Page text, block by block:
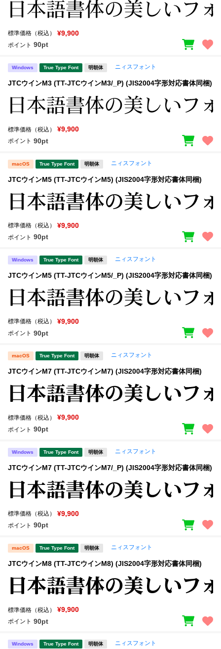
標準価格（税込） ¥9,900
ポイント 90pt
Windows True Type Font 明朝体 ニィスフォント
JTCウインM3 (TT-JTCウインM3/_P) (JIS2004字形対応書体同梱)
標準価格（税込） ¥9,900
ポイント 90pt
macOS True Type Font 明朝体 ニィスフォント
JTCウインM5 (TT-JTCウインM5) (JIS2004字形対応書体同梱)
標準価格（税込） ¥9,900
ポイント 90pt
Windows True Type Font 明朝体 ニィスフォント
JTCウインM5 (TT-JTCウインM5/_P) (JIS2004字形対応書体同梱)
標準価格（税込） ¥9,900
ポイント 90pt
macOS True Type Font 明朝体 ニィスフォント
JTCウインM7 (TT-JTCウインM7) (JIS2004字形対応書体同梱)
標準価格（税込） ¥9,900
ポイント 90pt
Windows True Type Font 明朝体 ニィスフォント
JTCウインM7 (TT-JTCウインM7/_P) (JIS2004字形対応書体同梱)
標準価格（税込） ¥9,900
ポイント 90pt
macOS True Type Font 明朝体 ニィスフォント
JTCウインM8 (TT-JTCウインM8) (JIS2004字形対応書体同梱)
標準価格（税込） ¥9,900
ポイント 90pt
Windows True Type Font 明朝体 ニィスフォント